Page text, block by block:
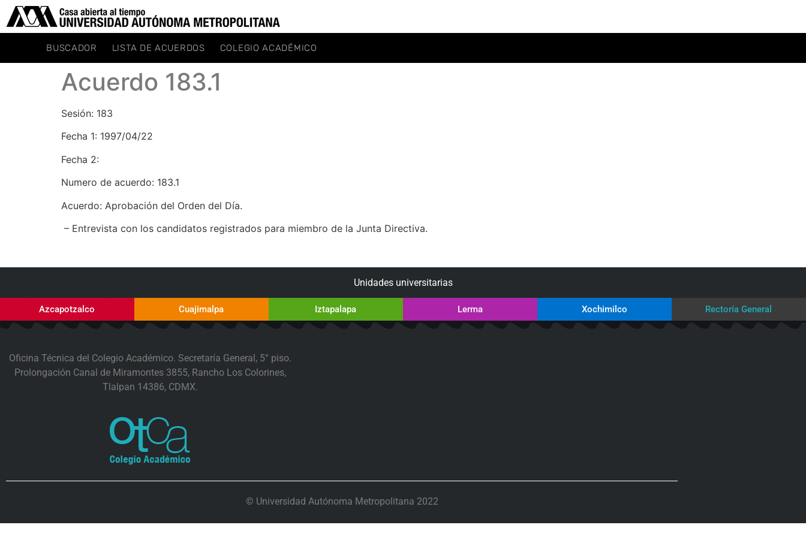
BUSCADOR LISTA DE ACUERDOS COLEGIO ACADÉMICO
Acuerdo 183.1
Sesión: 183
Fecha 1: 1997/04/22
Fecha 2:
Numero de acuerdo: 183.1
Acuerdo: Aprobación del Orden del Día.
– Entrevista con los candidatos registrados para miembro de la Junta Directiva.
Unidades universitarias
Azcapotzalco Cuajimalpa Iztapalapa Lerma Xochimilco Rectoría General
Oficina Técnica del Colegio Académico. Secretaría General, 5° piso.
Prolongación Canal de Miramontes 3855, Rancho Los Colorines,
Tlalpan 14386, CDMX.
© Universidad Autónoma Metropolitana 2022